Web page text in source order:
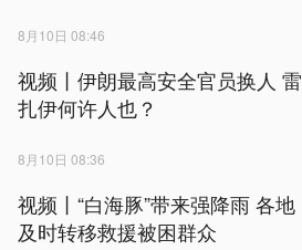
8月10日 08:46
视频丨伊朗最高安全官员换人 雷
扎伊何许人也？
8月10日 08:36
视频丨“白海豚”带来强降雨 各地
及时转移救援被困群众